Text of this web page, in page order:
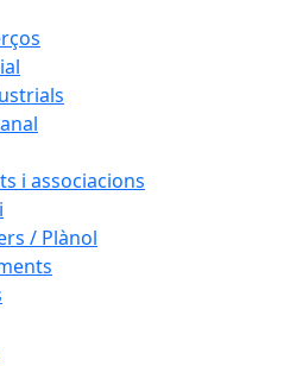
i associacions
/ Plànol